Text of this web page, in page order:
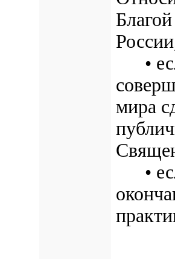
•
мира
•